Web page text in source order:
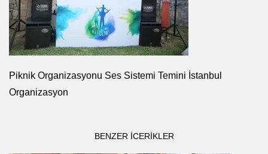
Piknik Organizasyonu Ses Sistemi Temini İstanbul
Organizasyon
BENZER ICERIKLER